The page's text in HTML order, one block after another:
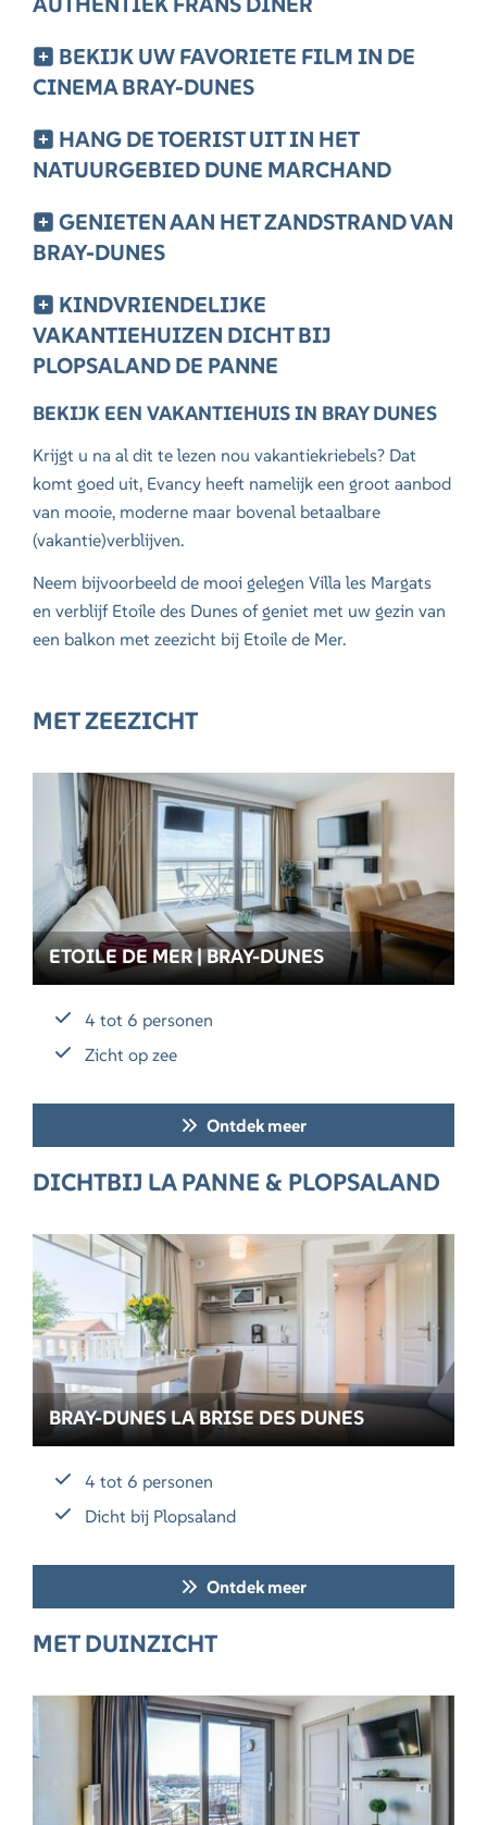
BEKIJK UW FAVORIETE FILM IN DE
CINEMA BRAY-DUNES
HANG DE TOERIST UIT IN HET
NATUURGEBIED DUNE MARCHAND
GENIETEN AAN HET ZANDSTRAND VAN
BRAY-DUNES
KINDVRIENDELIJKE
VAKANTIEHUIZEN DICHT BIJ
PLOPSALAND DE PANNE
BEKIJK EEN VAKANTIEHUIS IN BRAY DUNES
Krijgt u na al dit te lezen nou vakantiekriebels? Dat
komt goed uit, Evancy heeft namelijk een groot aanbod
van mooie, moderne maar bovenal betaalbare
(vakantie)verblijven.
Neem bijvoorbeeld de mooi gelegenVilla les Margats
en verblijfEtoile des Dunes of geniet met uw gezin van
een balkon met zeezicht bij Etoile de Mer.
MET ZEEZICHT
ETOILE DE MER | BRAY-DUNES
4 tot 6 personen
Zicht op zee
Ontdek meer
DICHTBIJ LA PANNE & PLOPSALAND
BRAY-DUNES LA BRISE DES DUNES
4 tot 6 personen
Dicht bij Plopsaland
Ontdek meer
MET DUINZICHT